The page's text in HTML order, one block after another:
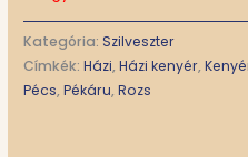
Kategória:Szilveszter
Címkék:Házi,Házi kenyér,
Pécs,Pékáru,Rozs